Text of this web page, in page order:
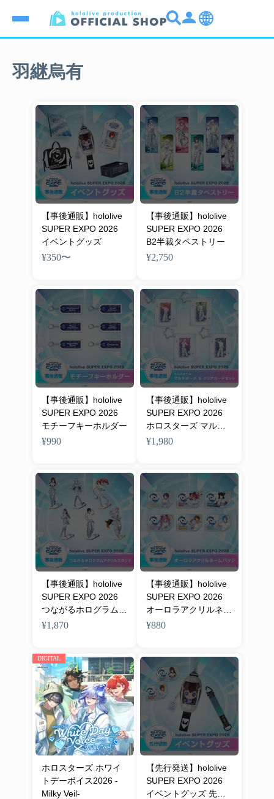
羽継烏有
【事後通販】hololive
SUPER EXPO 2026
イベントグッズ
¥350〜
【事後通販】hololive
SUPER EXPO 2026
B2半裁タペストリー
¥2,750
【事後通販】hololive
SUPER EXPO 2026
モチーフキーホルダー
¥990
【事後通販】hololive
SUPER EXPO 2026
ホロスターズ マルチ
ポーチ & クリアカー
¥1,980
【事後通販】hololive
SUPER EXPO 2026
つながるホログラムア
クリルスタンド
¥1,870
【事後通販】hololive
SUPER EXPO 2026
オーロラアクリルネー
ムバッジ
¥880
ホロスターズ ホワイ
トデーボイス2026 -
Milky Veil-
DIGITAL
【先行発送】hololive
SUPER EXPO 2026
イベントグッズ 先行